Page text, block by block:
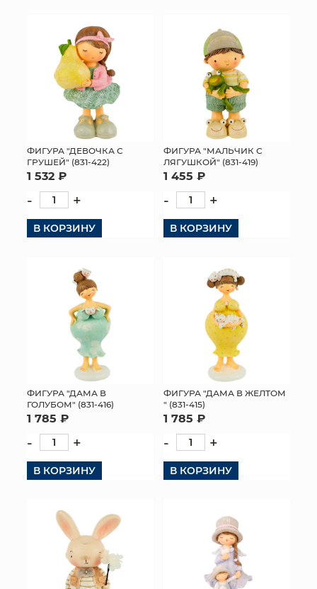
ФИГУРА "ДЕВОЧКА С
ГРУШЕЙ" (831-422)
1 532 ₽
- +
В КОРЗИНУ
ФИГУРА "МАЛЬЧИК С
ЛЯГУШКОЙ" (831-419)
1 455 ₽
- +
В КОРЗИНУ
ФИГУРА "ДАМА В
ГОЛУБОМ" (831-416)
1 785 ₽
- +
В КОРЗИНУ
ФИГУРА "ДАМА В ЖЕЛТОМ
" (831-415)
1 785 ₽
- +
В КОРЗИНУ